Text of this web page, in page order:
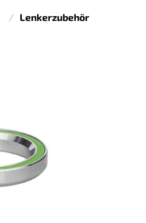
Lenkerzubehör